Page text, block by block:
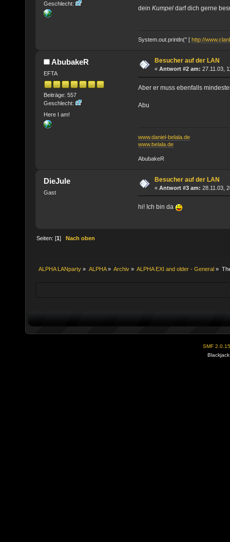
Geschlecht:
dein Kumpeldarf dich gerne
System.out.println(" [ http://
AbubakeR
EFTA
Beiträge: 557
Geschlecht:
Here I am!
Besucher auf der LAN
« Antwort #2 am: 27.11.03,
Aber er muss ebenfalls
Abu
www.daniel-belala.de
www.belala.de
AbubakeR
DieJule
Gast
Besucher auf der LAN
« Antwort #3 am: 28.11.03,
hi! Ich bin da
Seiten: [1]Nach oben
ALPHA LANparty » ALPHA» Archiv» ALPHA EXI and older - General »
SMF 2.0.15